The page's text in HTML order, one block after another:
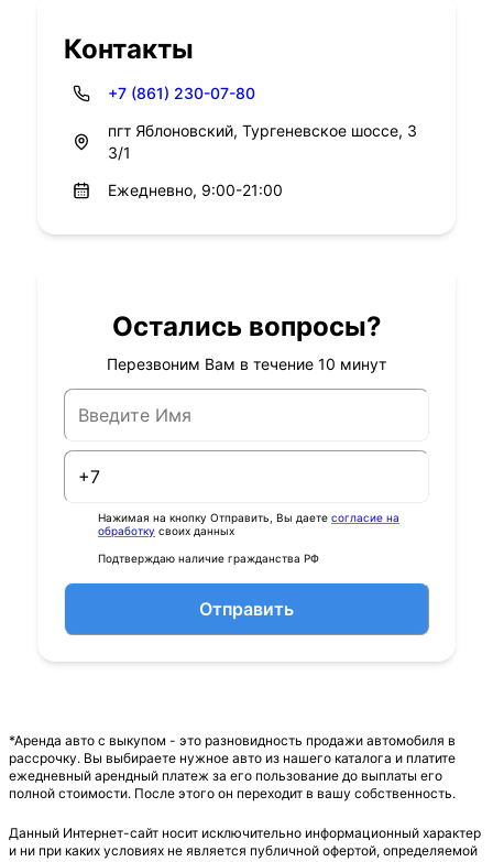
Контакты
+7 (861) 230-07-80
пгт Яблоновский, Тургеневское шоссе, 3
3/1
Ежедневно, 9:00-21:00
Остались вопросы?
Перезвоним Вам в течение 10 минут
Нажимая на кнопку Отправить, Вы даете согласие на
обработку своих данных
Подтверждаю наличие гражданства РФ
Отправить
*Аренда авто с выкупом - это разновидность продажи автомобиля в
рассрочку. Вы выбираете нужное авто из нашего каталога и платите
ежедневный арендный платеж за его пользование до выплаты его
полной стоимости. После этого он переходит в вашу собственность.
Данный Интернет-сайт носит исключительно информационный характер
и ни при каких условиях не является публичной офертой, определяемой